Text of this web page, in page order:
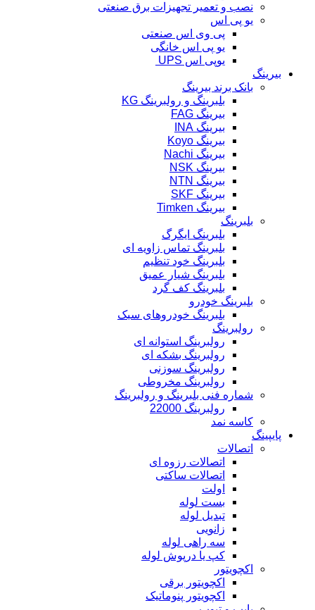
نصب و تعمیر تجهیزات برق صنعتی
یو پی اس
پی وی اس صنعتی
یو پی اس خانگی
یوپی اس UPS
بیرینگ
بانک برند بیرینگ
بلبرینگ و رولبرینگ KG
بیرینگ FAG
بیرینگ INA
بیرینگ Koyo
بیرینگ Nachi
بیرینگ NSK
بیرینگ NTN
بیرینگ SKF
بیرینگ Timken
بلبرینگ
بلبرینگ ایگرگ
بلبرینگ تماس زاویه ای
بلبرینگ خود تنظیم
بلبرینگ شیار عمیق
بلبرینگ کف گرد
بلبرینگ خودرو
بلبرینگ خودروهای سبک
رولبرینگ
رولبرینگ استوانه ای
رولبرینگ بشکه ای
رولبرینگ سوزنی
رولبرینگ مخروطی
شماره فنی بلبرینگ و رولبرینگ
رولبرینگ 22000
کاسه نمد
پایپینگ
اتصالات
اتصالات رزوه ای
اتصالات ساکتی
اولت
بست لوله
تبدیل لوله
زانویی
سه راهی لوله
کپ یا درپوش لوله
اکچویتور
اکچویتور برقی
اکچویتور پنوماتیک